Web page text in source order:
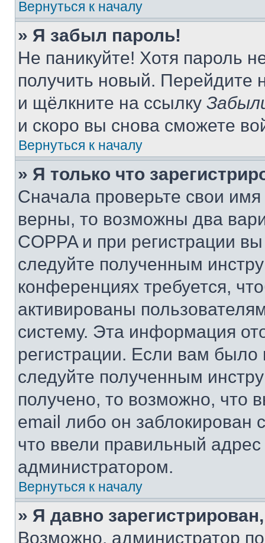
Вернуться к началу
» Я забыл пароль!
Не паникуйте! Хотя пароль
получить новый. Перейдите
и щёлкните на ссылку
и скоро вы снова сможете
Вернуться к началу
» Я только что
Сначала проверьте свои
верны, то возможны два
COPPA и при регистрации
следуйте полученным
конференциях требуется,
активированы
систему. Эта информация
регистрации. Если вам
следуйте полученным
получено, то возможно, что
email либо он
что ввели правильный адрес
администратором.
Вернуться к началу
» Я давно
Возможно, администратор